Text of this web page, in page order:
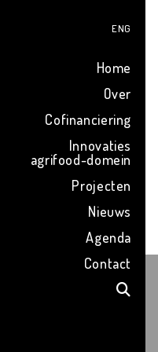
ENG
Home
Over
Cofinanciering
Innovaties
agrifood-domein
Projecten
Nieuws
Agenda
Contact